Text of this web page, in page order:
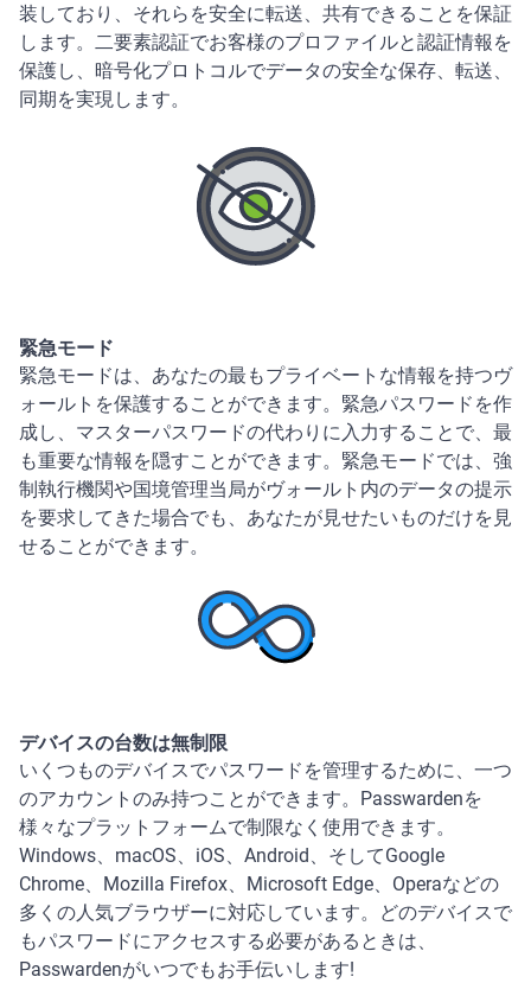
装しており、それらを安全に転送、共有できることを保証
します。二要素認証でお客様のプロファイルと認証情報を
保護し、暗号化プロトコルでデータの安全な保存、転送、
同期を実現します。
緊急モード
緊急モードは、あなたの最もプライベートな情報を持つヴ
ォールトを保護することができます。緊急パスワードを作
成し、マスターパスワードの代わりに入力することで、最
も重要な情報を隠すことができます。緊急モードでは、強
制執行機関や国境管理当局がヴォールト内のデータの提示
を要求してきた場合でも、あなたが見せたいものだけを見
せることができます。
デバイスの台数は無制限
いくつものデバイスでパスワードを管理するために、一つ
のアカウントのみ持つことができます。Passwardenを
様々なプラットフォームで制限なく使用できます。
Windows、macOS、iOS、Android、そしてGoogle
Chrome、Mozilla Firefox、Microsoft Edge、Operaなどの
多くの人気ブラウザーに対応しています。どのデバイスで
もパスワードにアクセスする必要があるときは、
Passwardenがいつでもお手伝いします!